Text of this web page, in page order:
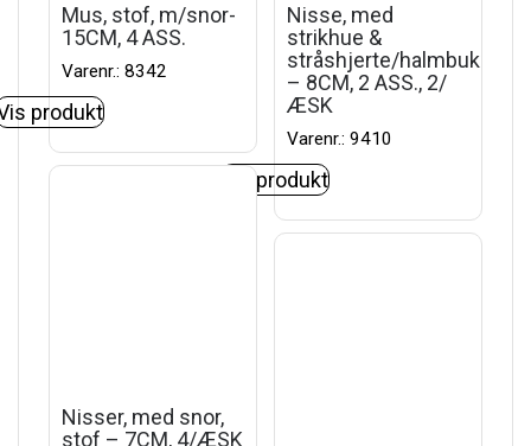
Mus, stof, m/snor-
15CM, 4 ASS.
Varenr.: 8342
produkt
Nisse, med
strikhue &
stråshjerte/halmbuk
– 8CM, 2 ASS., 2/
ÆSK
Varenr.: 9410
Vis produkt
Nisser, med snor,
stof – 7CM, 4/ÆSK